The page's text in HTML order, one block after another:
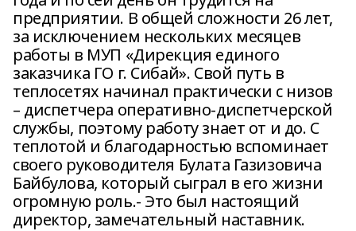
предприятии. В общей сложности 26 лет,
за исключением нескольких месяцев
работы в МУП «Дирекция единого
заказчика ГО г. Сибай». Свой путь в
теплосетях начинал практически с низов
– диспетчера оперативно-диспетчерской
службы, поэтому работу знает от и до. С
теплотой и благодарностью вспоминает
своего руководителя Булата Газизовича
Байбулова, который сыграл в его жизни
огромную роль.- Это был настоящий
директор, замечательный наставник.